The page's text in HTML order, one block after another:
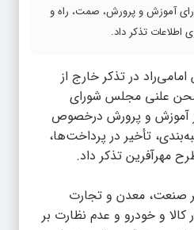
آموزش و پرورش، صمت، راه و
اطلاعات تذکر داد.
در تذکر خارج از
علنی مجلس شورای
آموزش و پرورش درخصوص
تأخیر در پرداخت‌ها،
مهرآفرین تذکر داد.
صنعت، معدن و تجارت
کالا و خودرو و عدم نظارت بر